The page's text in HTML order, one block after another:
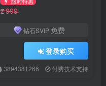
Z999
钻石SVIP 免费
登录购买
3894381266 付费技术支持